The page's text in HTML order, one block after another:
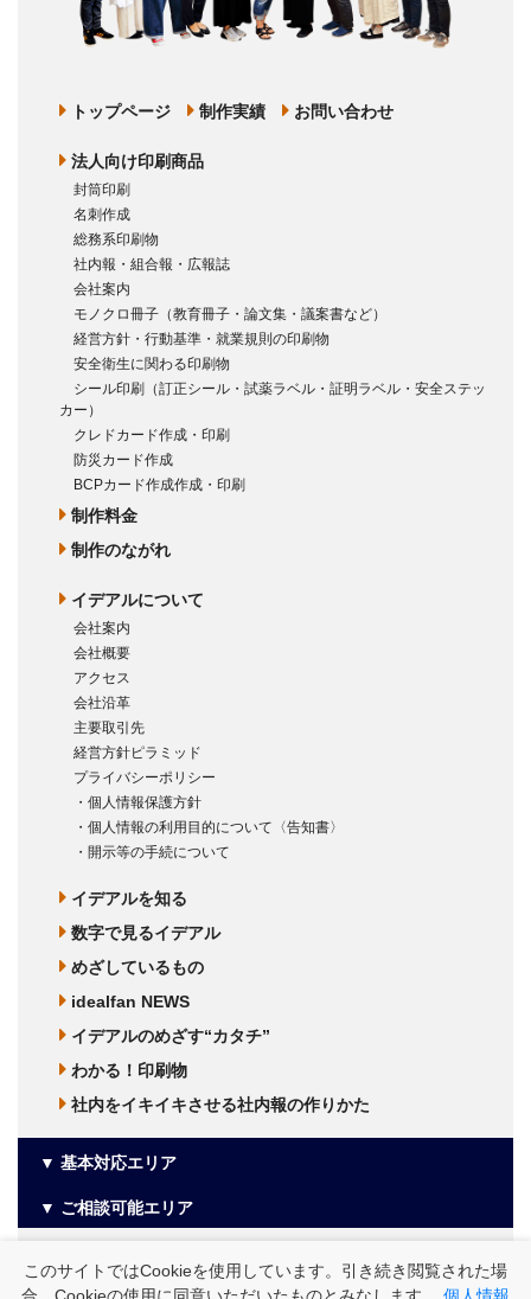
トップページ 制作実績 お問い合わせ
法人向け印刷商品
封筒印刷
名刺作成
総務系印刷物
社内報・組合報・広報誌
会社案内
モノクロ冊子（教育冊子・論文集・議案書など）
経営方針・行動基準・就業規則の印刷物
安全衛生に関わる印刷物
シール印刷（訂正シール・試薬ラベル・証明ラベル・安全ステッ
カー）
クレドカード作成・印刷
防災カード作成
BCPカード作成作成・印刷
制作料金
制作のながれ
イデアルについて
会社案内
会社概要
アクセス
会社沿革
主要取引先
経営方針ピラミッド
プライバシーポリシー
・個人情報保護方針
・個人情報の利用目的について〈告知書〉
・開示等の手続について
イデアルを知る
数字で見るイデアル
めざしているもの
idealfan NEWS
イデアルのめざす“カタチ”
わかる！印刷物
社内をイキイキさせる社内報の作りかた
▼ 基本対応エリア
▼ ご相談可能エリア
このサイトではCookieを使用しています。引き続き閲覧された場
適格請求書発行事業者の登録番号